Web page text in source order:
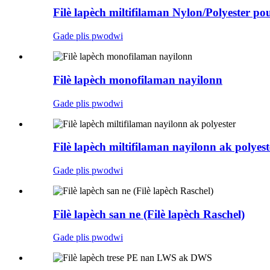
Filè lapèch miltifilaman Nylon/Polyester
Gade plis pwodwi
Filè lapèch monofilaman nayilonn
Gade plis pwodwi
Filè lapèch miltifilaman nayilonn ak
Gade plis pwodwi
Filè lapèch san ne (Filè lapèch Raschel)
Gade plis pwodwi